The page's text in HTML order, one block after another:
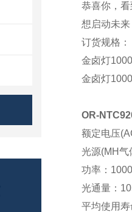
恭喜你，
想启动未来
订货规格：
金卤灯
金卤灯
OR-
额定电压
光源(MH气
功率：
光通量：
平均使用